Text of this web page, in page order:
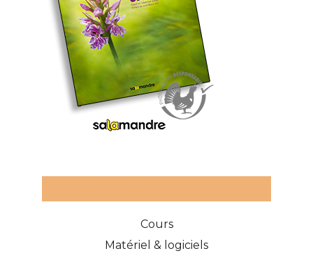
Cours
Matériel & logiciels